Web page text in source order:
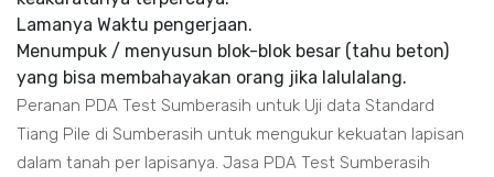
Lamanya Waktu pengerjaan.
Menumpuk / menyusun blok-blok besar (tahu beton)
yang bisa membahayakan orang jika lalulalang.
Peranan PDA Test Sumberasih untuk Uji data Standard
Tiang Pile di Sumberasih untuk mengukur kekuatan lapisan
dalam tanah per lapisanya. Jasa PDA Test Sumberasih